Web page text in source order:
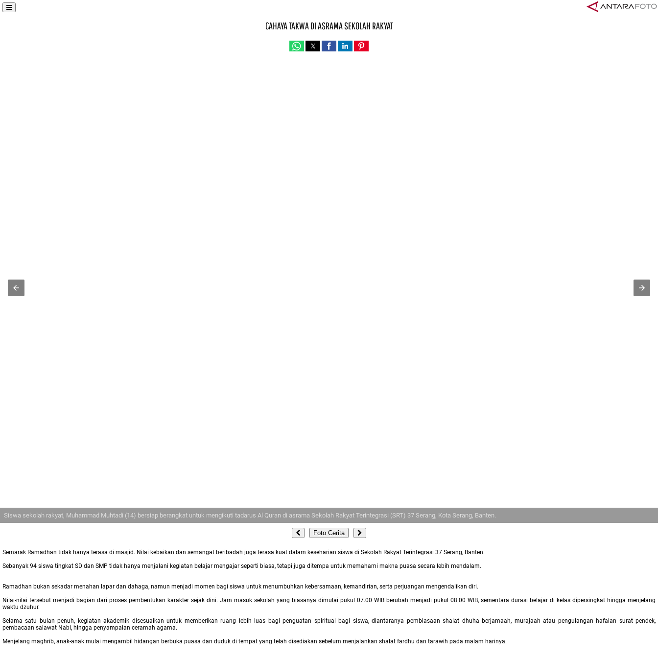
CAHAYA TAKWA DI ASRAMA SEKOLAH RAKYAT
Siswa sekolah rakyat, Muhammad Muhtadi (14) bersiap berangkat untuk mengikuti tadarus Al Quran di asrama Sekolah Rakyat Terintegrasi (SRT) 37 Serang, Kota Serang, Banten.
Foto Cerita
Semarak Ramadhan tidak hanya terasa di masjid. Nilai kebaikan dan semangat beribadah juga terasa kuat dalam keseharian siswa di Sekolah Rakyat Terintegrasi 37 Serang, Banten.
Sebanyak 94 siswa tingkat SD dan SMP tidak hanya menjalani kegiatan belajar mengajar seperti biasa, tetapi juga ditempa untuk memahami makna puasa secara lebih mendalam.
Ramadhan bukan sekadar menahan lapar dan dahaga, namun menjadi momen bagi siswa untuk menumbuhkan kebersamaan, kemandirian, serta perjuangan mengendalikan diri.
Nilai-nilai tersebut menjadi bagian dari proses pembentukan karakter sejak dini. Jam masuk sekolah yang biasanya dimulai pukul 07.00 WIB berubah menjadi pukul 08.00 WIB, sementara durasi belajar di kelas dipersingkat hingga menjelang
waktu dzuhur.
Selama satu bulan penuh, kegiatan akademik disesuaikan untuk memberikan ruang lebih luas bagi penguatan spiritual bagi siswa, diantaranya pembiasaan shalat dhuha berjamaah, murajaah atau pengulangan hafalan surat pendek,
pembacaan salawat Nabi, hingga penyampaian ceramah agama.
Menjelang maghrib, anak-anak mulai mengambil hidangan berbuka puasa dan duduk di tempat yang telah disediakan sebelum menjalankan shalat fardhu dan tarawih pada malam harinya.